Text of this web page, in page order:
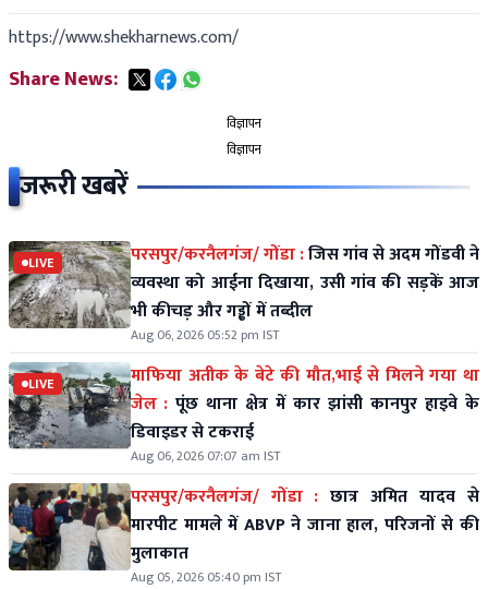
https://www.shekharnews.com/
Share News:
विज्ञापन
विज्ञापन
जरूरी खबरें
LIVE परसपुर/करनैलगंज/ गोंडा :जिस गांव से अदम गोंडवी ने
व्यवस्था को आईना दिखाया, उसी गांव की सड़कें आज
भी कीचड़ और गड्ढों में तब्दील
Aug 06, 2026 05:52 pm IST
LIVE
माफिया अतीक के बेटे की मौत,भाई से मिलने गया था
जेल : पूंछ थाना क्षेत्र में कार झांसी कानपुर हाइवे के
डिवाइडर से टकराई
Aug 06, 2026 07:07 am IST
परसपुर/करनैलगंज/ गोंडा : छात्र अमित यादव से
मारपीट मामले में ABVP ने जाना हाल, परिजनों से की
मुलाकात
Aug 05, 2026 05:40 pm IST